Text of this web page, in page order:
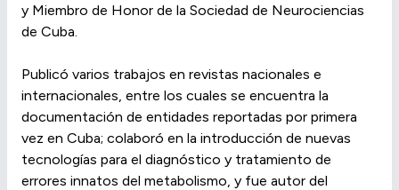
y Miembro de Honor de la Sociedad de Neurociencias
de Cuba.
Publicó varios trabajos en revistas nacionales e
internacionales, entre los cuales se encuentra la
documentación de entidades reportadas por primera
vez en Cuba; colaboró en la introducción de nuevas
tecnologías para el diagnóstico y tratamiento de
errores innatos del metabolismo, y fue autor del